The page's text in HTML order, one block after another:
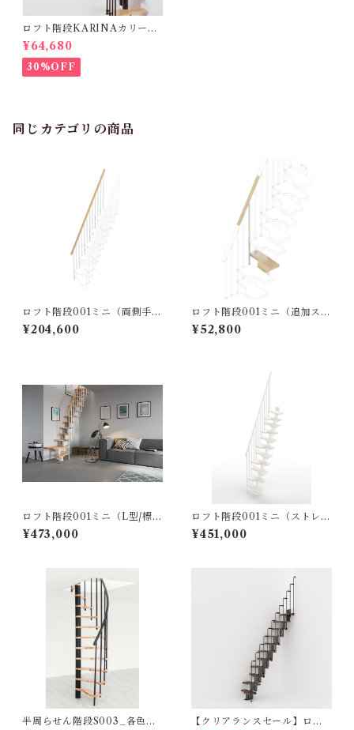
ロフト階段KARINAカリーナ
_欄干キット各色（オプショ
ン）
¥64,680
30%OFF
同じカテゴリの商品
ロフト階段001ミニ（両側手す
り）ホワイトナチュラル※オ
プション
¥204,600
ロフト階段001ミニ（追加ステ
ップ）ホワイトナチュラル※
オプション
¥52,800
ロフト階段001ミニ（L型/標準
キット）ホワイトｘナチュラ
ル
¥473,000
ロフト階段001ミニ（ストレー
ト/標準キット）
¥451,000
半周らせん階段S003_各色
【クリアランスセール】ロフ